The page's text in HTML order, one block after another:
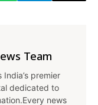
Team
premier
dedicated to
news